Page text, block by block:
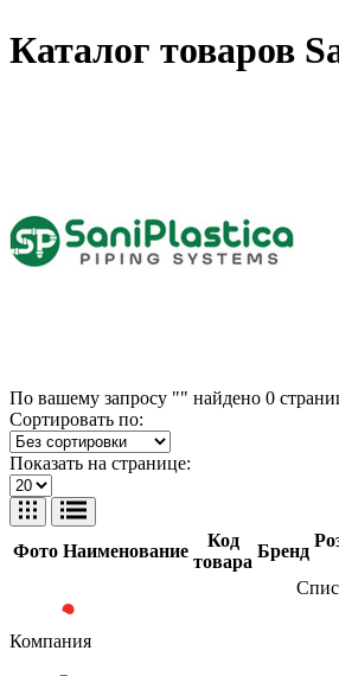
Каталог товаров
По вашему запросу "" найдено 0
Сортировать по:
Показать на странице:
Фото Наименование
Код
товара
Бренд
Компания